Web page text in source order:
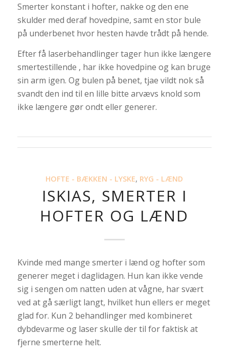
Smerter konstant i hofter, nakke og den ene
skulder med deraf hovedpine, samt en stor bule
på underbenet hvor hesten havde trådt på hende.
Efter få laserbehandlinger tager hun ikke længere
smertestillende , har ikke hovedpine og kan bruge
sin arm igen. Og bulen på benet, tjae vildt nok så
svandt den ind til en lille bitte arvævs knold som
ikke længere gør ondt eller generer.
HOFTE - BÆKKEN - LYSKE, RYG - LÆND
ISKIAS, SMERTER I
HOFTER OG LÆND
Kvinde med mange smerter i lænd og hofter som
generer meget i daglidagen. Hun kan ikke vende
sig i sengen om natten uden at vågne, har svært
ved at gå særligt langt, hvilket hun ellers er meget
glad for. Kun 2 behandlinger med kombineret
dybdevarme og laser skulle der til for faktisk at
fjerne smerterne helt.